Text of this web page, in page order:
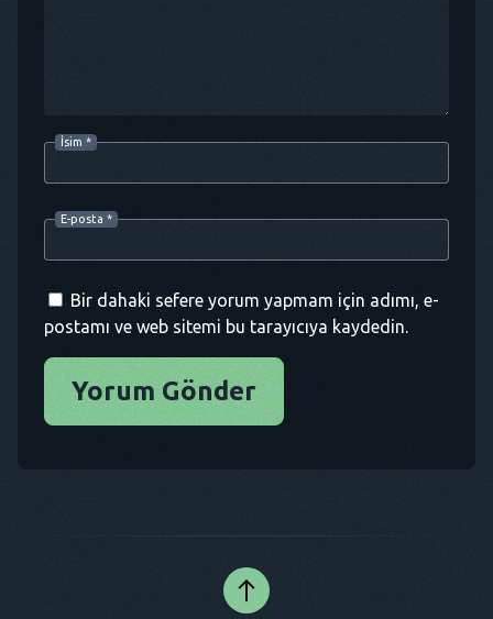
İsim *
E-posta *
Bir dahaki sefere yorum yapmam için adımı, e-
postamı ve web sitemi bu tarayıcıya kaydedin.
Yorum Gönder